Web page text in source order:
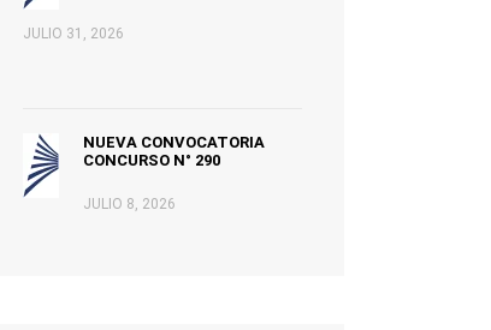
JULIO 31, 2026
NUEVA CONVOCATORIA
CONCURSO N° 290
JULIO 8, 2026